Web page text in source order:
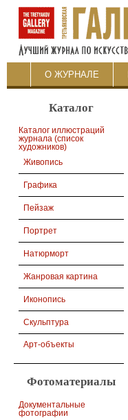
О ЖУРНАЛЕ
Каталог
Каталог иллюстраций
журнала (список
художников)
Живопись
Графика
Пейзаж
Портрет
Натюрморт
Жанровая картина
Иконопись
Скульптура
Арт-объекты
Фотоматериалы
Документальные
фотографии